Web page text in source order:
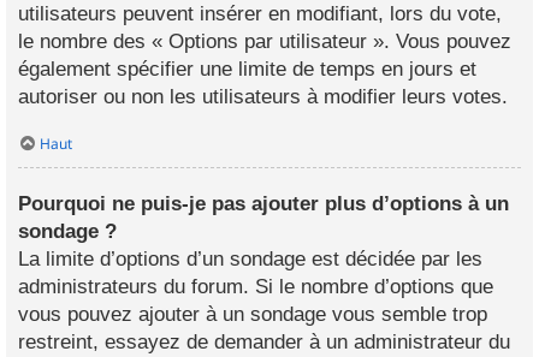
utilisateurs peuvent insérer en modifiant, lors du vote,
le nombre des « Options par utilisateur ». Vous pouvez
également spécifier une limite de temps en jours et
autoriser ou non les utilisateurs à modifier leurs votes.
Haut
Pourquoi ne puis-je pas ajouter plus d’options à un
sondage ?
La limite d’options d’un sondage est décidée par les
administrateurs du forum. Si le nombre d’options que
vous pouvez ajouter à un sondage vous semble trop
restreint, essayez de demander à un administrateur du